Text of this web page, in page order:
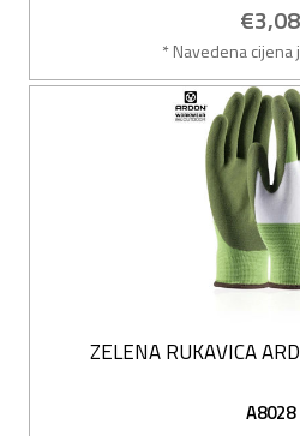
€3,08
* Navedena cijena
ZELENA RUKAVICA
A8028